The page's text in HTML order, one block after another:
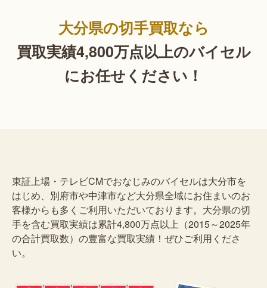
大分県の切手買取なら
買取実績4,800万点以上のバイセル
にお任せください！
東証上場・テレビCMでおなじみのバイセルは大分市を
はじめ、別府市や中津市など大分県全域にお住まいのお
客様からも多くご利用いただいております。大分県の切
手を含む買取実績は累計4,800万点以上（2015～2025年
の合計買取数）の豊富な買取実績！ぜひご利用くださ
い。